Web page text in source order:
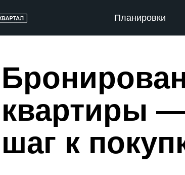
Планировки
квартиры
шаг к